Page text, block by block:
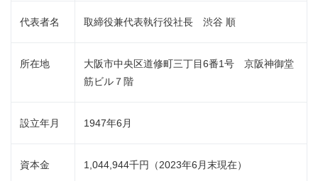
代表者名 取締役兼代表執行役社長 渋谷 順
所在地
大阪市中央区道修町三丁目6番1号 京阪神御堂
筋ビル７階
設立年月 1947年6月
資本金 1,044,944千円（2023年6月末現在）